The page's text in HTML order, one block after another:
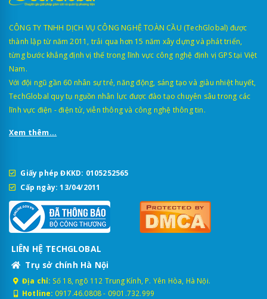
CÔNG TY TNHH DỊCH VỤ CÔNG NGHỆ TOÀN CẦU (TechGlobal) được
thành lập từ năm 2011, trải qua hơn 15 năm xây dựng và phát triển,
từng bước khẳng định vị thế trong lĩnh vực công nghệ định vị GPS tại Việt
Nam.
Với đội ngũ gần 60 nhân sự trẻ, năng động, sáng tạo và giàu nhiệt huyết,
TechGlobal quy tụ nguồn nhân lực được đào tạo chuyên sâu trong các
lĩnh vực điện - điện tử, viễn thông và công nghệ thông tin.
Xem thêm...
Giấy phép ĐKKD: 0105252565
Cấp ngày: 13/04/2011
LIÊN HỆ TECHGLOBAL
Trụ sở chính Hà Nội
Địa chỉ: Số 18, ngõ 112 Trung Kính, P. Yên Hòa, Hà Nội.
Hotline: 0917.46.0808- 0901.732.999